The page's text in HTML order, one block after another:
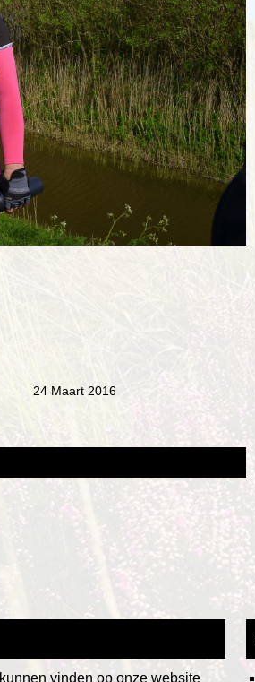
24 Maart 2016
vinden op onze website